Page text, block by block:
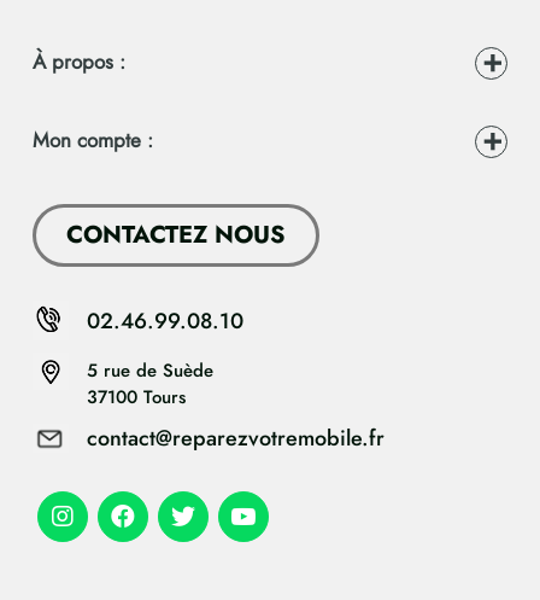
À propos :
Mon compte :
CONTACTEZ NOUS
5 rue de Suède
37100 Tours
contact@reparezvotremobile.fr
02.46.99.08.10